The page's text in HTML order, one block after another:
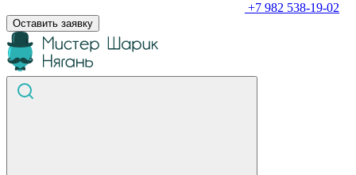
+7 982 538-19-02
Оставить заявку